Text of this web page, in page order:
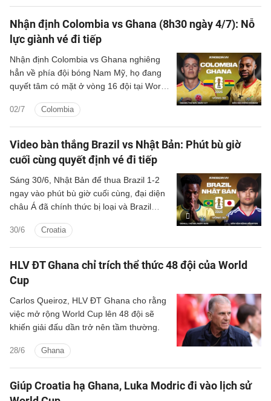
Colombia và Ghana.
Nhận định Colombia vs Ghana (8h30 ngày 4/7): Nỗ
lực giành vé đi tiếp
02/7 Colombia
Nhận định Colombia vs Ghana nghiêng
hẳn về phía đội bóng Nam Mỹ, họ đang
quyết tâm có mặt ở vòng 16 đội tại World
Video bàn thắng Brazil vs Nhật Bản: Phút bù giờ
cuối cùng quyết định vé đi tiếp
30/6 Croatia
Sáng 30/6, Nhật Bản để thua Brazil 1-2
ngay vào phút bù giờ cuối cùng, đại diện
châu Á đã chính thức bị loại và Brazil
vòng 1/8.
HLV ĐT Ghana chỉ trích thể thức 48 đội của World
Cup
28/6 Ghana
Carlos Queiroz, HLV ĐT Ghana cho rằng
việc mở rộng World Cup lên 48 đội sẽ
khiến giải đấu dần trở nên tầm thường.
Giúp Croatia hạ Ghana, Luka Modric đi vào lịch sử